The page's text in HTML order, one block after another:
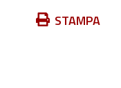
STAMPA